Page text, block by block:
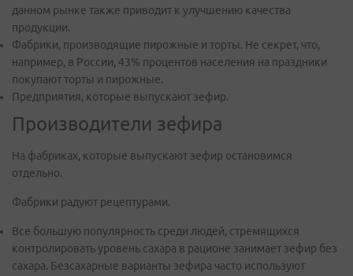
данном рынке также приводит к улучшению качества
продукции.
Фабрики, производящие пирожные и торты. Не секрет, что,
например, в России, 43% процентов населения на праздники
покупают торты и пирожные.
Предприятия, которые выпускают зефир.
Производители зефира
На фабриках, которые выпускают зефир остановимся
отдельно.
Фабрики радуют рецептурами.
Все большую популярность среди людей, стремящихся
контролировать уровень сахара в рационе занимает зефир без
сахара. Безсахарные варианты зефира часто используют